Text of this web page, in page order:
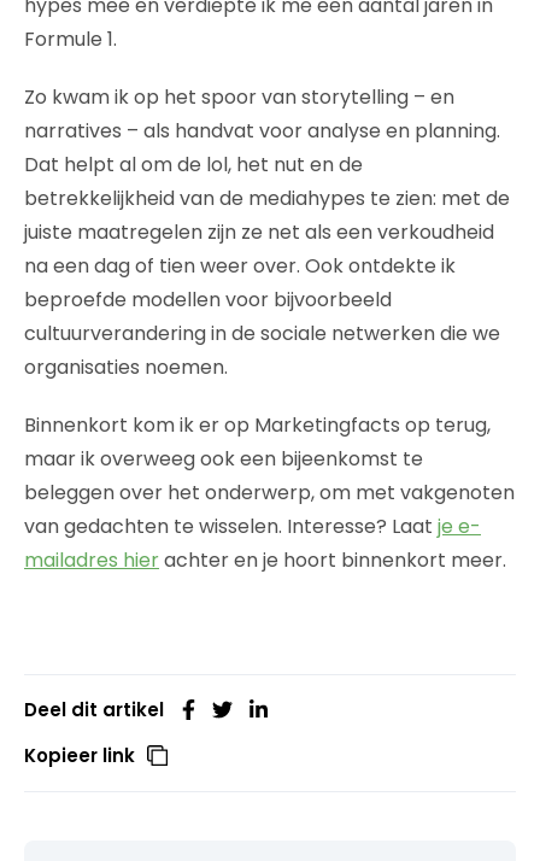
Formule 1.
Zo kwam ik op het spoor van storytelling – en
narratives – als handvat voor analyse en planning.
Dat helpt al om de lol, het nut en de
betrekkelijkheid van de mediahypes te zien: met de
juiste maatregelen zijn ze net als een verkoudheid
na een dag of tien weer over. Ook ontdekte ik
beproefde modellen voor bijvoorbeeld
cultuurverandering in de sociale netwerken die we
organisaties noemen.
Binnenkort kom ik er op Marketingfacts op terug,
maar ik overweeg ook een bijeenkomst te
beleggen over het onderwerp, om met vakgenoten
van gedachten te wisselen. Interesse? Laat je e-
mailadres hierachter en je hoort binnenkort meer.
Deel dit artikel
Kopieer link